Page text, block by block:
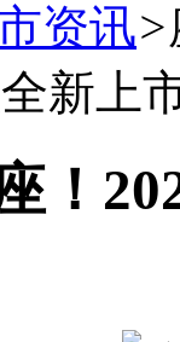
资讯>
新上
！